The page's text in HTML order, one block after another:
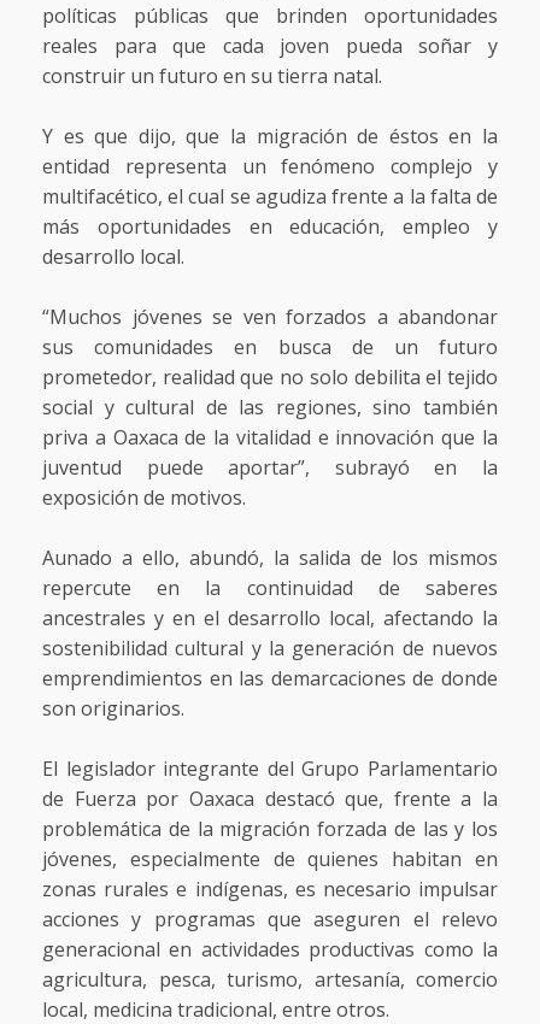
políticas públicas que brinden oportunidades
reales para que cada joven pueda soñar y
construir un futuro en su tierra natal.
Y es que dijo, que la migración de éstos en la
entidad representa un fenómeno complejo y
multifacético, el cual se agudiza frente a la falta de
más oportunidades en educación, empleo y
desarrollo local.
“Muchos jóvenes se ven forzados a abandonar
sus comunidades en busca de un futuro
prometedor, realidad que no solo debilita el tejido
social y cultural de las regiones, sino también
priva a Oaxaca de la vitalidad e innovación que la
juventud puede aportar”, subrayó en la
exposición de motivos.
Aunado a ello, abundó, la salida de los mismos
repercute en la continuidad de saberes
ancestrales y en el desarrollo local, afectando la
sostenibilidad cultural y la generación de nuevos
emprendimientos en las demarcaciones de donde
son originarios.
El legislador integrante del Grupo Parlamentario
de Fuerza por Oaxaca destacó que, frente a la
problemática de la migración forzada de las y los
jóvenes, especialmente de quienes habitan en
zonas rurales e indígenas, es necesario impulsar
acciones y programas que aseguren el relevo
generacional en actividades productivas como la
agricultura, pesca, turismo, artesanía, comercio
local, medicina tradicional, entre otros.